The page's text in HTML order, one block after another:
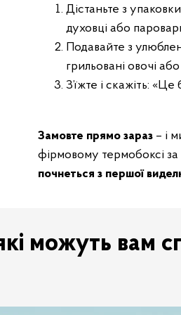
Дістаньте з
духовці або
Подавайте з
грильовані овочі
З’їжте і скажіть:
Замовте прямо зараз – і
фірмовому термобоксі за
почнеться з першої
можуть вам